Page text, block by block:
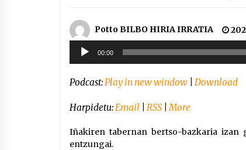
Potto BILBO HIRIA IRRATIA
Soinu
erreproduzigailua
00:00
Podcast:Play in new window Download
Harpidetu:Email RSS |More
Iñakiren tabernan bertso-bazkaria izan
entzungai.